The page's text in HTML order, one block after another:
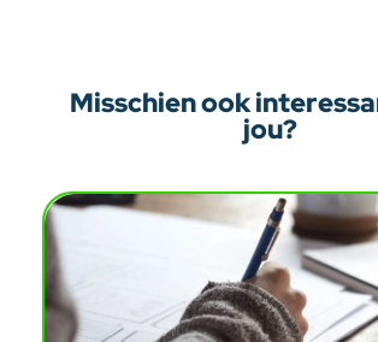
Misschien ook
jou?